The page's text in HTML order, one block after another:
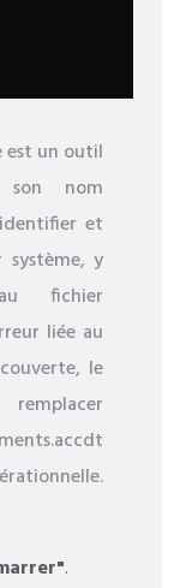
est un outil
son nom
et
y
fichier
liée au
le
.